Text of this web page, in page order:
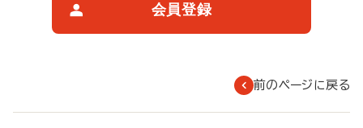
会員登録
前のページに戻る